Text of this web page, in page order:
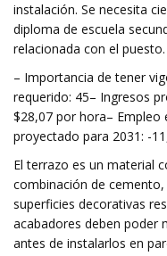
instalación. Se necesita
diploma de escuela
relacionada con el puesto.
– Importancia de tener
requerido: 45– Ingresos
$28,07 por hora– Empleo
proyectado para 2031: -
El terrazo es un material
combinación de
superficies decorativas
acabadores deben poder
antes de instalarlos en